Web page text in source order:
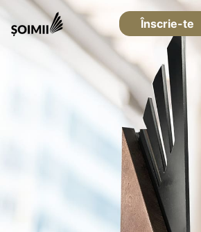
Înscrie-te